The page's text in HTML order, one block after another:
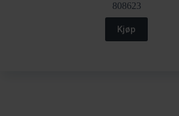
808623
Kjøp